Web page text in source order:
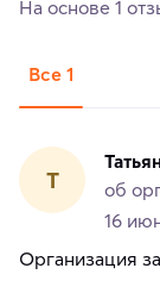
На основе 1
Все 1
Т
об
16
Организация